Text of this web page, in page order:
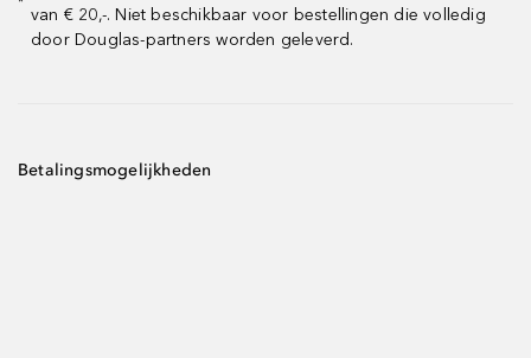
van € 20,-. Niet beschikbaar voor bestellingen die volledig
door Douglas-partners worden geleverd.
Betalingsmogelijkheden